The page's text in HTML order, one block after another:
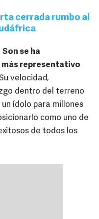
cerrada rumbo al
Son se ha
representativo
velocidad,
dentro del terreno
ídolo para millones
como uno de
de todos los